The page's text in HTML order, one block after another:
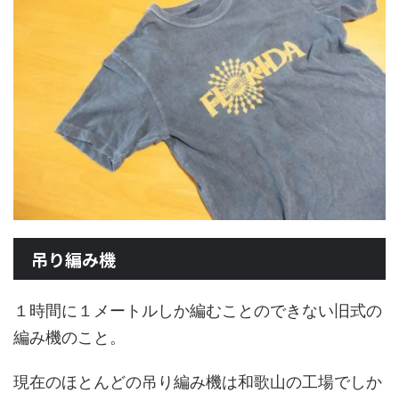
吊り編み機
１時間に１メートルしか編むことのできない旧式の
編み機のこと。
現在のほとんどの吊り編み機は和歌山の工場でしか